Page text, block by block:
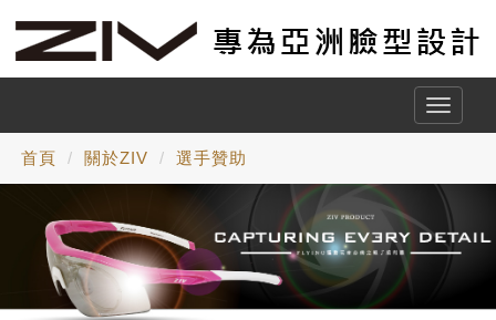
Toggle
首頁 關於ZIV 選手贊助